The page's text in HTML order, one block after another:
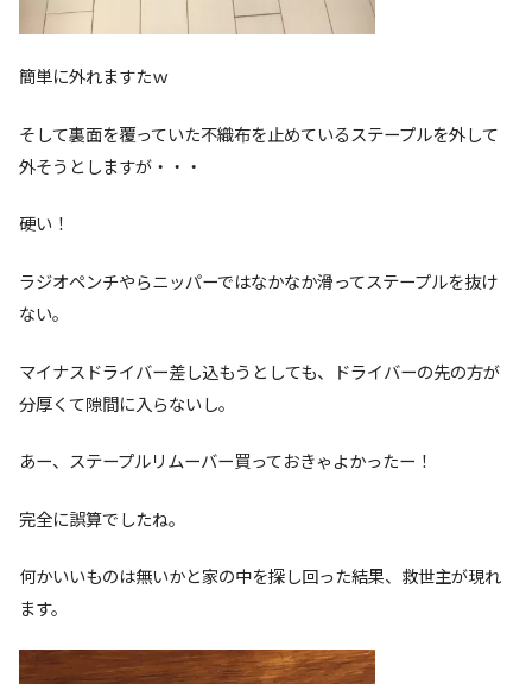
簡単に外れますたｗ
そして裏面を覆っていた不織布を止めているステープルを外して
外そうとしますが・・・
硬い！
ラジオペンチやらニッパーではなかなか滑ってステープルを抜け
ない。
マイナスドライバー差し込もうとしても、ドライバーの先の方が
分厚くて隙間に入らないし。
あー、ステープルリムーバー買っておきゃよかったー！
完全に誤算でしたね。
何かいいものは無いかと家の中を探し回った結果、救世主が現れ
ます。